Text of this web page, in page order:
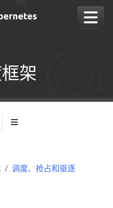
架
调度、抢占和驱逐